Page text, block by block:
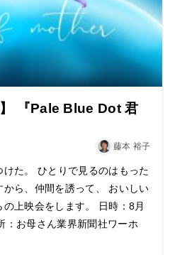
】 『Pale Blue Dot 君
藤本 裕子
た。 ひとりで見るのはもった
ら、仲間を誘って、 おいしい
上映会をします。 日時：8月
：お母さん業界新聞社ワーホ